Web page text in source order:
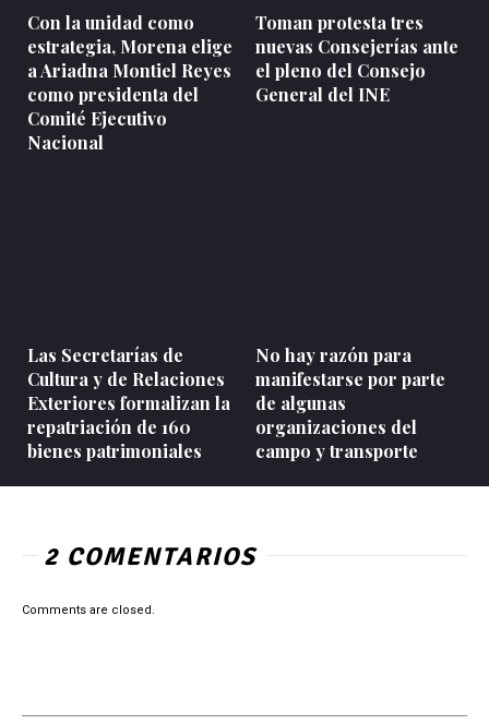
Con la unidad como
estrategia, Morena elige
a Ariadna Montiel Reyes
como presidenta del
Comité Ejecutivo
Nacional
Toman protesta tres
nuevas Consejerías ante
el pleno del Consejo
General del INE
Las Secretarías de
Cultura y de Relaciones
Exteriores formalizan la
repatriación de 160
bienes patrimoniales
No hay razón para
manifestarse por parte
de algunas
organizaciones del
campo y transporte
2 COMENTARIOS
Comments are closed.